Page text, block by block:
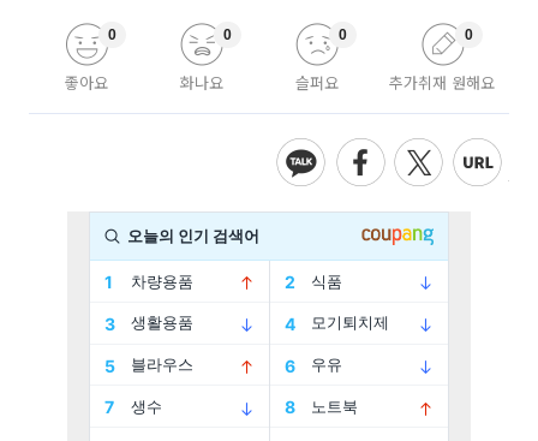
좋아요
0
화나요
0
슬퍼요
0
추가취재 원해요
0